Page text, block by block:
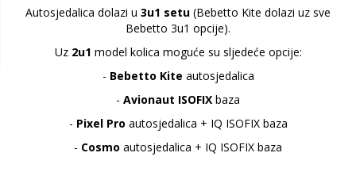
Autosjedalica dolazi u 3u1 setu (Bebetto Kite dolazi uz sve
Bebetto 3u1 opcije).
Uz 2u1 model kolica moguće su sljedeće opcije:
- Bebetto Kite autosjedalica
- Avionaut ISOFIX baza
- Pixel Pro autosjedalica + IQ ISOFIX baza
- Cosmo autosjedalica + IQ ISOFIX baza